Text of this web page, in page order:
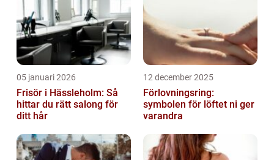
05 januari 2026
Frisör i Hässleholm: Så
hittar du rätt salong för
ditt hår
12 december 2025
Förlovningsring:
symbolen för löftet ni ger
varandra